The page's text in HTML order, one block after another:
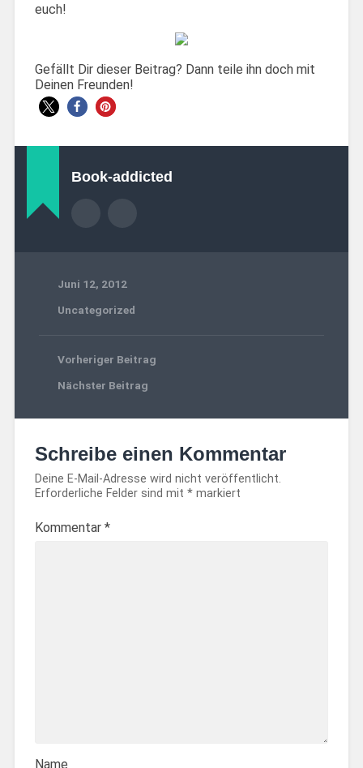
euch!
Gefällt Dir dieser Beitrag? Dann teile ihn doch mit
Deinen Freunden!
Book-addicted
Juni 12, 2012
Uncategorized
Vorheriger Beitrag
Nächster Beitrag
Schreibe einen Kommentar
Deine E-Mail-Adresse wird nicht veröffentlicht.
Erforderliche Felder sind mit *markiert
Kommentar *
Name